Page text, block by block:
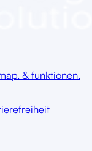
& funktionen.